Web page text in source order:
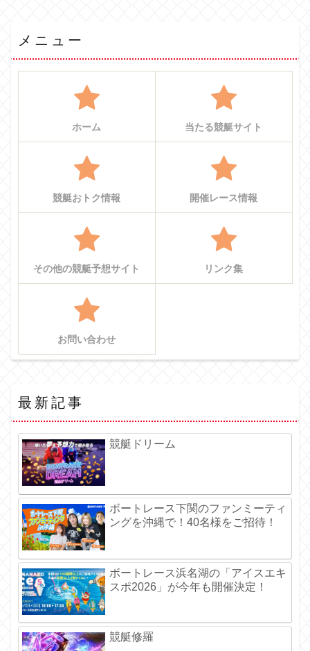
メニュー
ホーム 当たる競艇サイト
競艇おトク情報 開催レース情報
その他の競艇予想サイト リンク集
お問い合わせ
最新記事
競艇ドリーム
ボートレース下関のファンミーティ
ングを沖縄で！40名様をご招待！
ボートレース浜名湖の「アイスエキ
スポ2026」が今年も開催決定！
競艇修羅